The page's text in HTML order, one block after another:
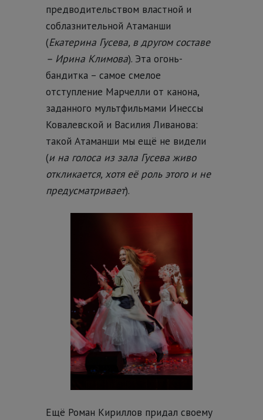
предводительством властной и
соблазнительной Атаманши
(Екатерина Гусева, в другом составе
– Ирина Климова). Эта огонь-
бандитка – самое смелое
отступление Марчелли от канона,
заданного мультфильмами Инессы
Ковалевской и Василия Ливанова:
такой Атаманши мы ещё не видели
(и на голоса из зала Гусева живо
откликается, хотя её роль этого и не
предусматривает).
Ещё Роман Кириллов придал своему